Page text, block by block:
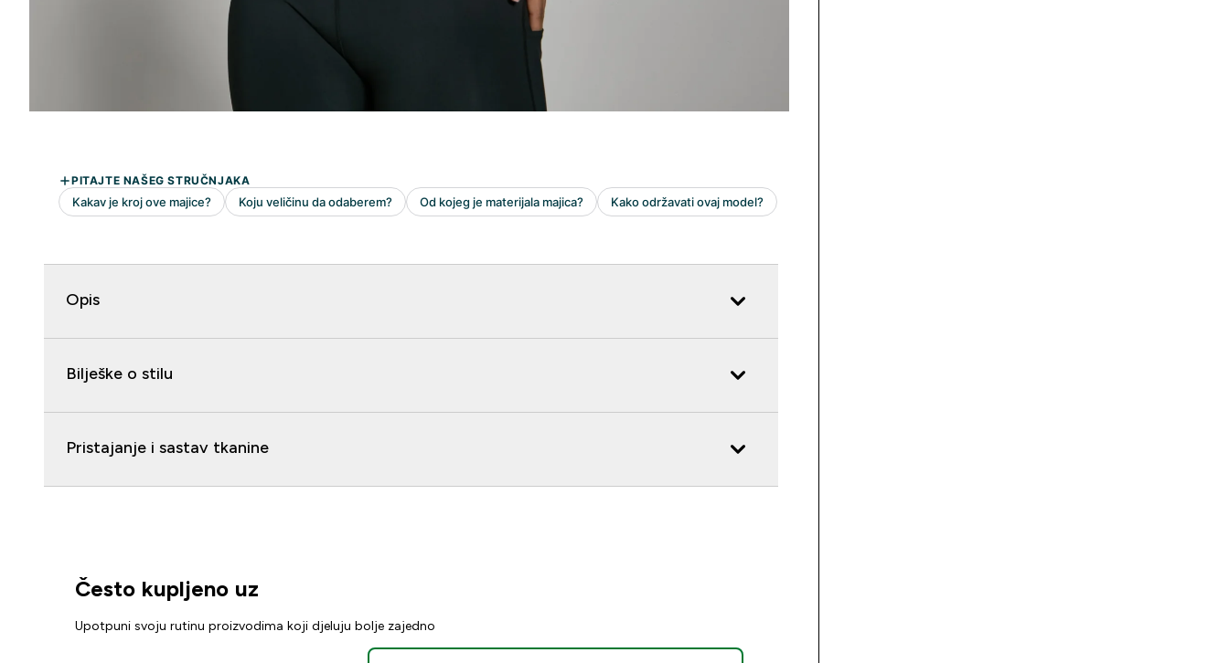
Opis
Bilješke o stilu
Pristajanje i sastav tkanine
Često kupljeno uz
Upotpuni svoju rutinu proizvodima koji djeluju bolje zajedno